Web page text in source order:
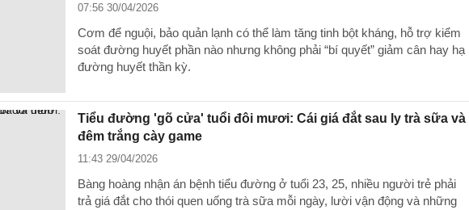
07:56 30/04/2026
Cơm để nguội, bảo quản lạnh có thể làm tăng tinh bột kháng, hỗ trợ kiểm
soát đường huyết phần nào nhưng không phải “bí quyết” giảm cân hay hạ
đường huyết thần kỳ.
Tiểu đường 'gõ cửa' tuổi đôi mươi: Cái giá đắt sau ly trà sữa và
đêm trắng cày game
11:43 29/04/2026
Bàng hoàng nhận án bệnh tiểu đường ở tuổi 23, 25, nhiều người trẻ phải
trả giá đắt cho thói quen uống trà sữa mỗi ngày, lười vận động và những